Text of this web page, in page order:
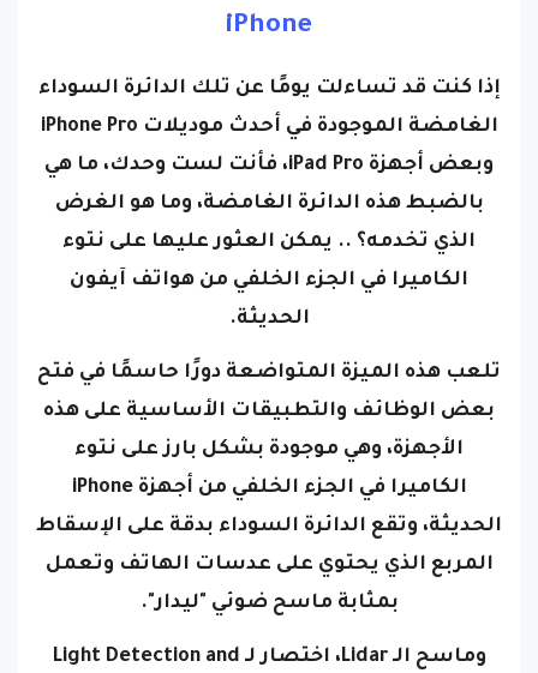
iPhone
إذا كنت قد تساءلت يومًا عن تلك الدائرة السوداء
الغامضة الموجودة في أحدث موديلات iPhone Pro
وبعض أجهزة iPad Pro، فأنت لست وحدك، ما هي
بالضبط هذه الدائرة الغامضة، وما هو الغرض
الذي تخدمه؟ .. يمكن العثور عليها على نتوء
الكاميرا في الجزء الخلفي من هواتف آيفون
الحديثة.
تلعب هذه الميزة المتواضعة دورًا حاسمًا في فتح
بعض الوظائف والتطبيقات الأساسية على هذه
الأجهزة، وهي موجودة بشكل بارز على نتوء
الكاميرا في الجزء الخلفي من أجهزة iPhone
الحديثة، وتقع الدائرة السوداء بدقة على الإسقاط
المربع الذي يحتوي على عدسات الهاتف وتعمل
بمثابة ماسح ضوئي "ليدار".
وماسح الـ Lidar، اختصار لـ Light Detection and